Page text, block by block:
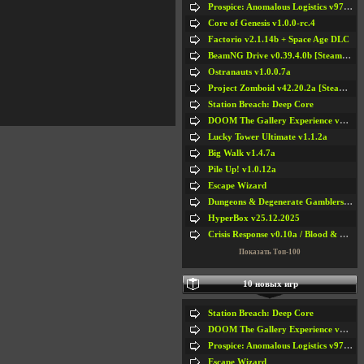
Prospice: Anomalous Logistics v97 [Playtest]
Core of Genesis v1.0.0-rc.4
Factorio v2.1.14b + Space Age DLC
BeamNG Drive v0.39.4.0b [Steam Early Access]
Ostranauts v1.0.0.7a
Project Zomboid v42.20.2a [Steam Early Access]
Station Breach: Deep Core
DOOM The Gallery Experience v1.4.2
Lucky Tower Ultimate v1.1.2a
Big Walk v1.4.7a
Pile Up! v1.0.12a
Escape Wizard
Dungeons & Degenerate Gamblers v2.0.2a
HyperBox v25.12.2025
Crisis Response v0.10a / Blood & Bullet
Показать Топ-100
10 новых игр
Station Breach: Deep Core
DOOM The Gallery Experience v1.4.2
Prospice: Anomalous Logistics v97 [Playtest]
Escape Wizard